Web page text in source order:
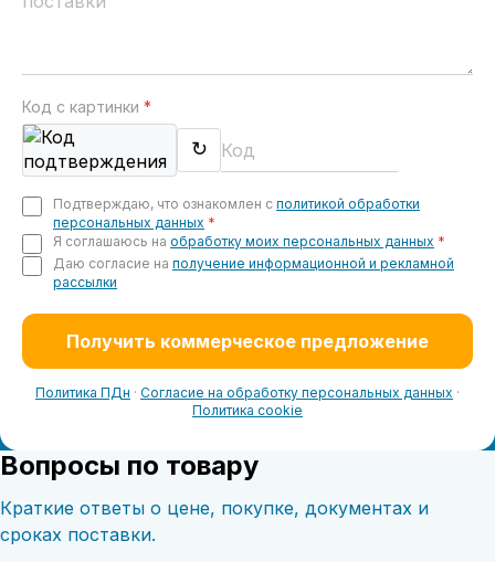
Код с картинки *
↻
Подтверждаю, что ознакомлен с политикой обработки
персональных данных *
Я соглашаюсь на обработку моих персональных данных *
Даю согласие на получение информационной и рекламной
рассылки
Получить коммерческое предложение
Политика ПДн · Согласие на обработку персональных данных ·
Политика cookie
Вопросы по товару
Краткие ответы о цене, покупке, документах и
сроках поставки.